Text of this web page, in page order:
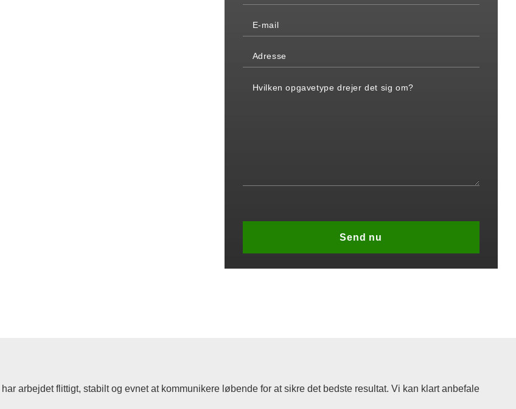
arbejdet flittigt, stabilt og evnet at kommunikere løbende for at sikre det bedste resultat. Vi kan klart anbefale